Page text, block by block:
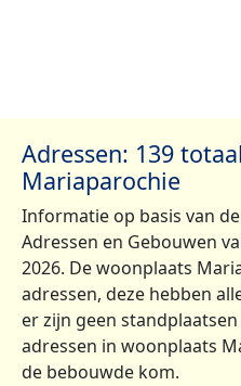
Adressen: 139
Mariaparochie
Informatie op basis van
Adressen en Gebouwen
2026. De woonplaats
adressen, deze hebben
er zijn geen
adressen in woonplaats
de bebouwde kom.